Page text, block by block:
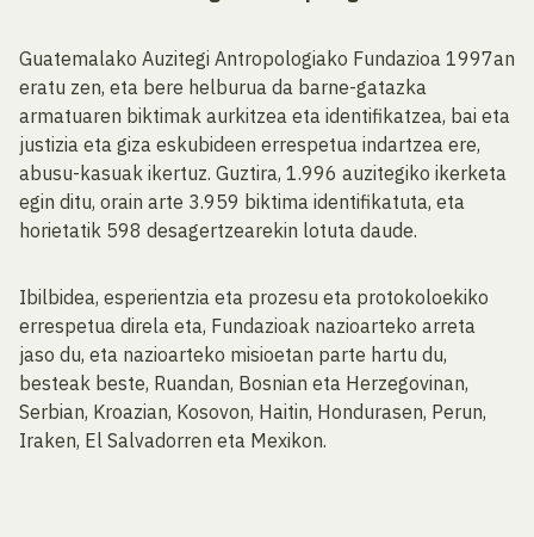
Guatemalako Auzitegi Antropologiako Fundazioa 1997an
eratu zen, eta bere helburua da barne-gatazka
armatuaren biktimak aurkitzea eta identifikatzea, bai eta
justizia eta giza eskubideen errespetua indartzea ere,
abusu-kasuak ikertuz. Guztira, 1.996 auzitegiko ikerketa
egin ditu, orain arte 3.959 biktima identifikatuta, eta
horietatik 598 desagertzearekin lotuta daude.
Ibilbidea, esperientzia eta prozesu eta protokoloekiko
errespetua direla eta, Fundazioak nazioarteko arreta
jaso du, eta nazioarteko misioetan parte hartu du,
besteak beste, Ruandan, Bosnian eta Herzegovinan,
Serbian, Kroazian, Kosovon, Haitin, Hondurasen, Perun,
Iraken, El Salvadorren eta Mexikon.